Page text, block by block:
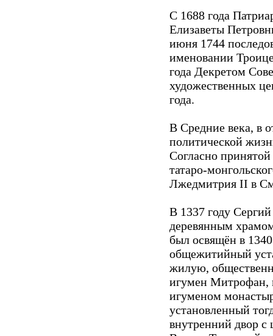
С 1688 года
Елизаветы
июня 1744
именовании
года Декретом
художественных
года.
В Средние века, в
политической
Согласно
татаро-
Лжедмитрия II в
В 1337 году
деревянным
был освящён в
общежитийный
жилую,
игумен Митрофан,
игуменом
установленный
внутренний двор с